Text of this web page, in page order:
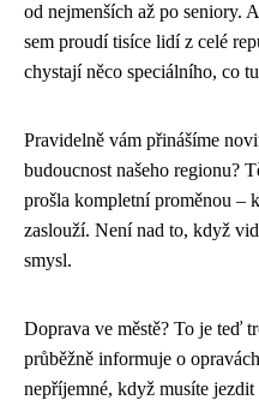
od nejmenších až po seniory.
sem proudí tisíce lidí z celé
chystají něco speciálního, co
Pravidelně vám přinášíme
budoucnost našeho regionu?
prošla kompletní proměnou –
zaslouží. Není nad to, když
smysl.
Doprava ve městě? To je teď
průběžně informuje o
nepříjemné, když musíte